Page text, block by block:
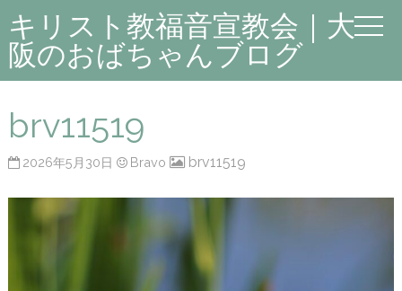
キリスト教福音宣教会｜大
阪のおばちゃんブログ
brv11519
2026年5月30日 Bravo brv11519